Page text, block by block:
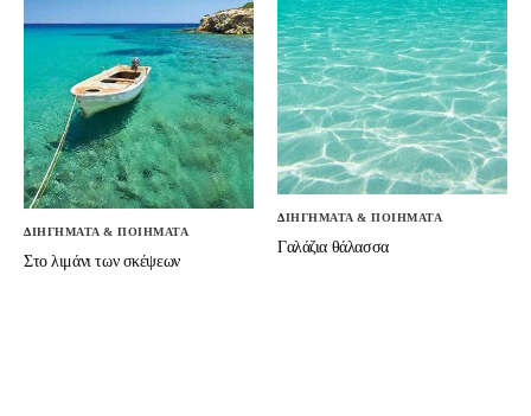
ΔΙΗΓΗΜΑΤΑ & ΠΟΙΗΜΑΤΑ
Στο λιμάνι των σκέψεων
ΔΙΗΓΗΜΑΤΑ & ΠΟΙΗΜΑΤΑ
Γαλάζια θάλασσα